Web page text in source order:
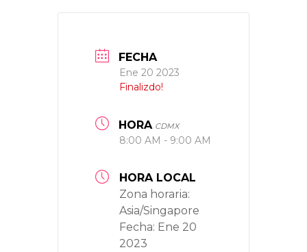
FECHA
Ene 20 2023
Finalizdo!
HORA CDMX
8:00 AM - 9:00 AM
HORA LOCAL
Zona horaria:
Asia/Singapore
Fecha: Ene 20
2023